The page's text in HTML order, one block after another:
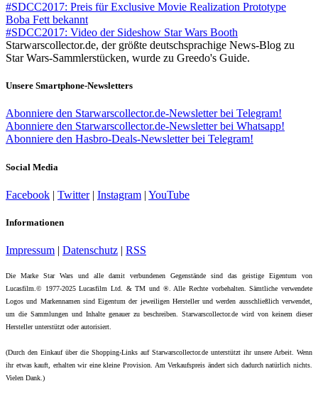
#SDCC2017: Preis für Exclusive Movie Realization Prototype
Boba Fett bekannt
#SDCC2017: Video der Sideshow Star Wars Booth
Starwarscollector.de, der größte deutschsprachige News-Blog zu
Star Wars-Sammlerstücken, wurde zu Greedo's Guide.
Unsere Smartphone-Newsletters
Abonniere den Starwarscollector.de-Newsletter bei Telegram!
Abonniere den Starwarscollector.de-Newsletter bei Whatsapp!
Abonniere den Hasbro-Deals-Newsletter bei Telegram!
Social Media
Facebook | Twitter| Instagram | YouTube
Informationen
Impressum | Datenschutz | RSS
Die Marke Star Wars und alle damit verbundenen Gegenstände sind das geistige Eigentum von
Lucasfilm.© 1977-2025 Lucasfilm Ltd. & TM und ®. Alle Rechte vorbehalten. Sämtliche verwendete
Logos und Markennamen sind Eigentum der jeweiligen Hersteller und werden ausschließlich verwendet,
um die Sammlungen und Inhalte genauer zu beschreiben. Starwarscollector.de wird von keinem dieser
Hersteller unterstützt oder autorisiert.
(Durch den Einkauf über die Shopping-Links auf Starwarscollector.de unterstützt ihr unsere Arbeit. Wenn
ihr etwas kauft, erhalten wir eine kleine Provision. Am Verkaufspreis ändert sich dadurch natürlich nichts.
Vielen Dank.)